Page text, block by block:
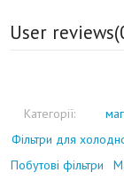
User reviews(
Категорії:
Фільтри для
Побутові фільтри